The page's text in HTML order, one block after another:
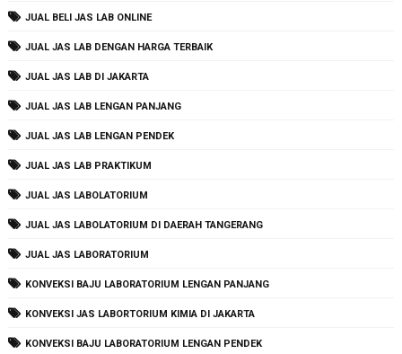
JUAL BELI JAS LAB ONLINE
JUAL JAS LAB DENGAN HARGA TERBAIK
JUAL JAS LAB DI JAKARTA
JUAL JAS LAB LENGAN PANJANG
JUAL JAS LAB LENGAN PENDEK
JUAL JAS LAB PRAKTIKUM
JUAL JAS LABOLATORIUM
JUAL JAS LABOLATORIUM DI DAERAH TANGERANG
JUAL JAS LABORATORIUM
KONVEKSI BAJU LABORATORIUM LENGAN PANJANG
KONVEKSI JAS LABORTORIUM KIMIA DI JAKARTA
KONVEKSI BAJU LABORATORIUM LENGAN PENDEK